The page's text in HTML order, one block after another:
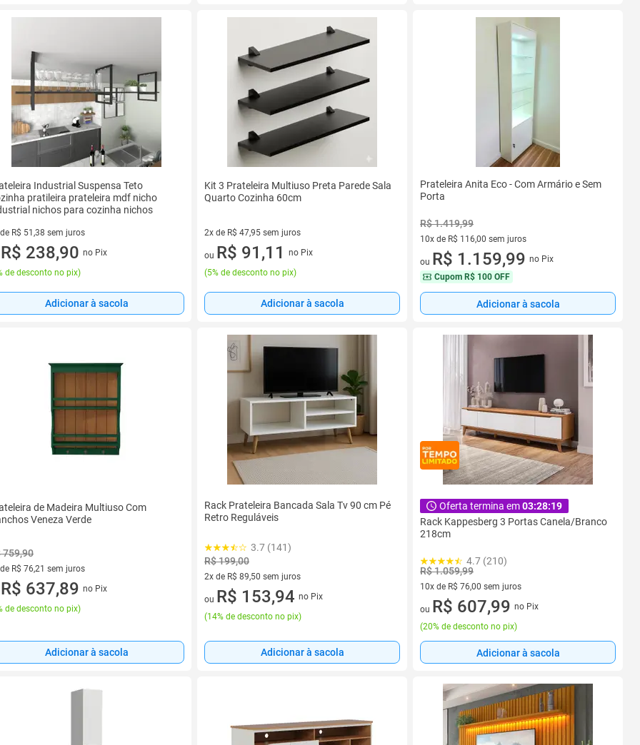
Industrial Suspensa Teto
pratileira prateleira mdf nicho
nichos para cozinha nichos
R$ 51,38 sem juros
de R$ 51,38 sem juros
R$ 238,90 no Pix
de desconto no pix)
Adicionar à sacola
Kit 3 Prateleira Multiuso Preta Parede Sala
Quarto Cozinha 60cm
2x de R$ 47,95 sem juros
2 vez de R$ 47,95 sem juros
ou R$ 91,11
no Pix
(5% de desconto no pix)
Adicionar à sacola
Prateleira Anita Eco - Com Armário e Sem
Porta
R$ 1.419,99
10x de R$ 116,00 sem juros
10 vez de R$ 116,00 sem juros
ou R$ 1.159,99 no Pix
Cupom R$ 100 OFF
Adicionar à sacola
de Madeira Multiuso Com
Veneza Verde
759,90
R$ 76,21 sem juros
de R$ 76,21 sem juros
R$ 637,89 no Pix
de desconto no pix)
Adicionar à sacola
Rack Prateleira Bancada Sala Tv 90 cm Pé
Retro Reguláveis
3.7 (141)
R$ 199,00
2x de R$ 89,50 sem juros
2 vez de R$ 89,50 sem juros
ou R$ 153,94 no Pix
(14% de desconto no pix)
Adicionar à sacola
Oferta termina em03:28:18
Rack Kappesberg 3 Portas Canela/Branco
218cm
4.7 (210)
R$ 1.059,99
10x de R$ 76,00 sem juros
10 vez de R$ 76,00 sem juros
ou R$ 607,99 no Pix
(20% de desconto no pix)
Adicionar à sacola